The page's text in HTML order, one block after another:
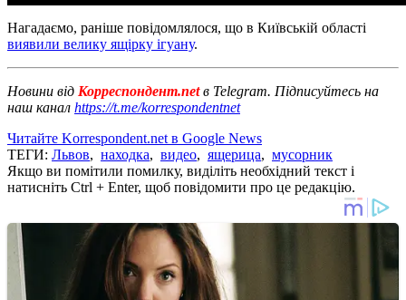
Нагадаємо, раніше повідомлялося, що в Київській області
виявили велику ящірку ігуану.
Новини від Корреспондент.netв Telegram. Підписуйтесь на
наш канал https://t.me/korrespondentnet
Читайте Korrespondent.net в Google News
ТЕГИ: Львов, находка, видео, ящерица, мусорник
Якщо ви помітили помилку, виділіть необхідний текст і
натисніть Ctrl + Enter, щоб повідомити про це редакцію.